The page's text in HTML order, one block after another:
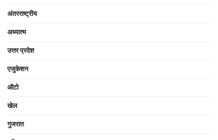
अंतरराष्ट्रीय
अध्यात्म
उत्तर प्रदेश
एजुकेशन
ऑटो
खेल
गुजरात